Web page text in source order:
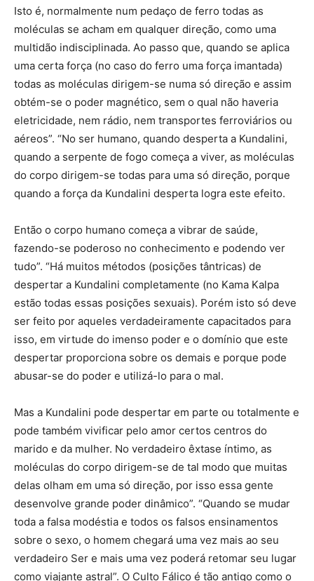
Isto é, normalmente num pedaço de ferro todas as
moléculas se acham em qualquer direção, como uma
multidão indisciplinada. Ao passo que, quando se aplica
uma certa força (no caso do ferro uma força imantada)
todas as moléculas dirigem-se numa só direção e assim
obtém-se o poder magnético, sem o qual não haveria
eletricidade, nem rádio, nem transportes ferroviários ou
aéreos”. “No ser humano, quando desperta a Kundalini,
quando a serpente de fogo começa a viver, as moléculas
do corpo dirigem-se todas para uma só direção, porque
quando a força da Kundalini desperta logra este efeito.
Então o corpo humano começa a vibrar de saúde,
fazendo-se poderoso no conhecimento e podendo ver
tudo”. “Há muitos métodos (posições tântricas) de
despertar a Kundalini completamente (no Kama Kalpa
estão todas essas posições sexuais). Porém isto só deve
ser feito por aqueles verdadeiramente capacitados para
isso, em virtude do imenso poder e o domínio que este
despertar proporciona sobre os demais e porque pode
abusar-se do poder e utilizá-lo para o mal.
Mas a Kundalini pode despertar em parte ou totalmente e
pode também vivificar pelo amor certos centros do
marido e da mulher. No verdadeiro êxtase íntimo, as
moléculas do corpo dirigem-se de tal modo que muitas
delas olham em uma só direção, por isso essa gente
desenvolve grande poder dinâmico”. “Quando se mudar
toda a falsa modéstia e todos os falsos ensinamentos
sobre o sexo, o homem chegará uma vez mais ao seu
verdadeiro Ser e mais uma vez poderá retomar seu lugar
como viajante astral”. O Culto Fálico é tão antigo como o